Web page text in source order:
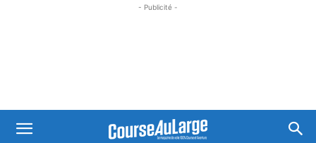
- Publicité -